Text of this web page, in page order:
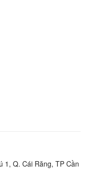
1, Q. Cái Răng, TP Cần